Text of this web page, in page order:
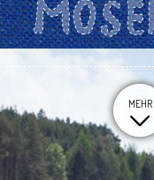
MEHR